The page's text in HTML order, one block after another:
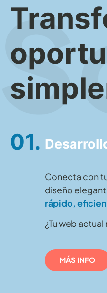
01.
Conecta con
diseño
rápido,
¿Tu web
MÁS INFO